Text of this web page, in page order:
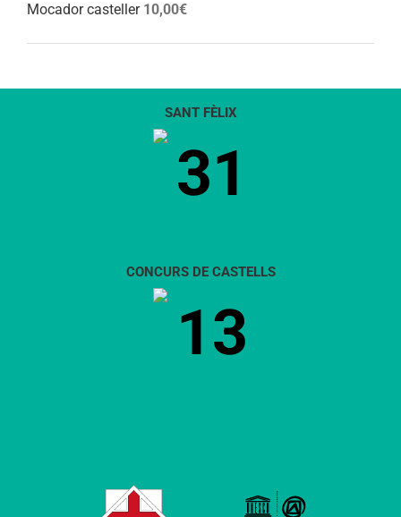
Mocador casteller 10,00€
SANT FÈLIX
31
CONCURS DE CASTELLS
13